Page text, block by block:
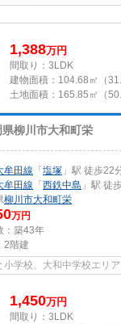
1,388万円
間取り：3LDK
建物面積： 104.68㎡（
土地面積： 165.85㎡（
県柳川市大和町栄
牟田線 「 塩塚 」駅 徒歩22
牟田線 「 西鉄中島 」駅 徒
柳川市大和町栄
万円
：築43年
2階建
学校、大和中学校エリア
1,450万円
間取り：3LDK